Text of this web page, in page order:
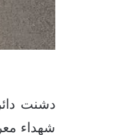
دشنت
شهداء